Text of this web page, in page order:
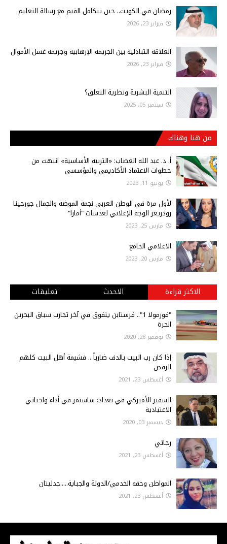
رمضان في الكويت.. حين تتكامل القيم مع رسالة التعليم
فبراير 23, 2026
العلاقة التبادلية بين الجريمة الإرهابية وجريمة غسل الأموال
فبراير 23, 2026
التنمية البشرية ونظرية التعلق؟
سبتمبر 05, 2025
من هنا وهناك
أ‌. د. عبد الله الغصاب: «التربية الأساسية» انتهت من
خطوات الاعتماد الأكاديمي والمؤسسي
يونيو 11, 2023
لأول مرة في الوطن العربي نجمة الموضة والجمال جورجينا
رودريغز الوجه الإعلاني لعدسات "أمارا"
مارس 25, 2023
الاعلامي الجامع
مارس 20, 2023
الاكثر قراءة الاحدث تعليقات
"فورمولا 1".. فرستابن يتفوق في آخر تجارب سباق البحرين
الحرة
نوفمبر 28, 2020
إذا كان رب البيت بالدف ضارباً .. فشيمة أهل البيت كلهم
الرقص
أغسطس 23, 2021
السفير الأميركي في بغداد: ساستمر في أداءِ واجباتي
الاعتيادية
ديسمبر 03, 2020
رجائي
أغسطس 23, 2021
المواطن وحقه الخدمي/الدولة والجباية.....جدليتان
أغسطس 23, 2021